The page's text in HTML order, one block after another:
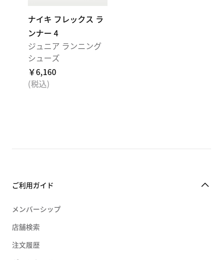
ナイキ フレックス ラ
ンナー 4
ジュニア ランニング
シューズ
￥6,160
(税込)
ご利用ガイド
メンバーシップ
店舗検索
注文履歴